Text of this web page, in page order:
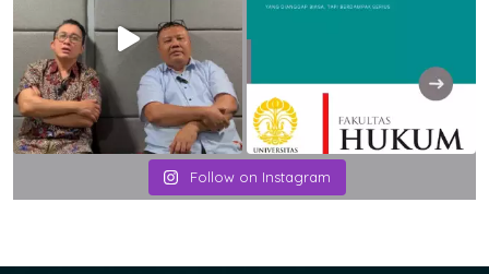
Follow on Instagram